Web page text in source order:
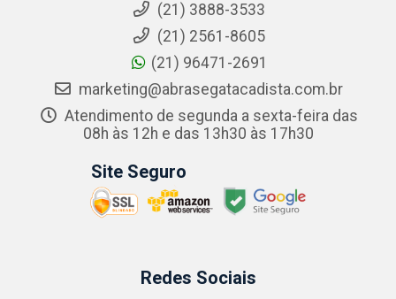
(21) 3888-3533
(21) 2561-8605
(21) 96471-2691
marketing@abrasegatacadista.com.br
Atendimento de segunda a sexta-feira das
08h às 12h e das 13h30 às 17h30
Site Seguro
Redes Sociais